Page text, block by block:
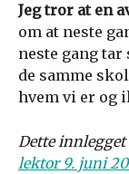
Jeg tror at en
om at neste
neste gang
de samme
hvem vi er og
Dette
lektor 9. juni